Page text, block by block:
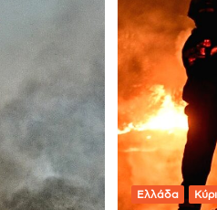
Ελλάδα